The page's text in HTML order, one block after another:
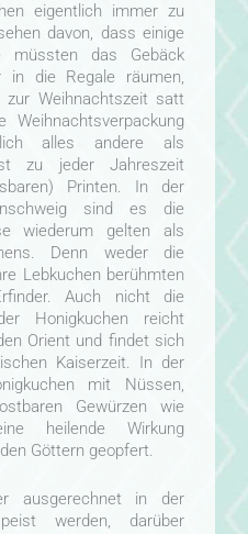
eigentlich immer zu
davon, dass einige
müssten das Gebäck
in die Regale räumen,
Weihnachtszeit satt
alles andere als
zu jeder Jahreszeit
Printen. In der
sind es die
wiederum gelten als
Denn weder die
Lebkuchen berühmten
Auch nicht die
Honigkuchen reicht
Orient und findet sich
Kaiserzeit. In der
mit Nüssen,
Gewürzen wie
heilende Wirkung
Göttern geopfert.
ausgerechnet in der
werden, darüber